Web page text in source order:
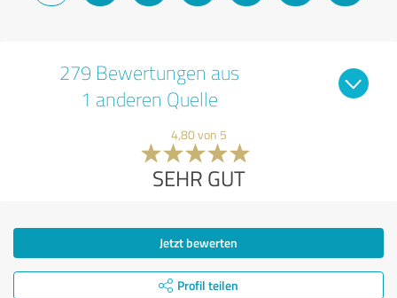
279 Bewertungen aus
1 anderen Quelle
4,80 von 5
SEHR GUT
Jetzt bewerten
Profil teilen